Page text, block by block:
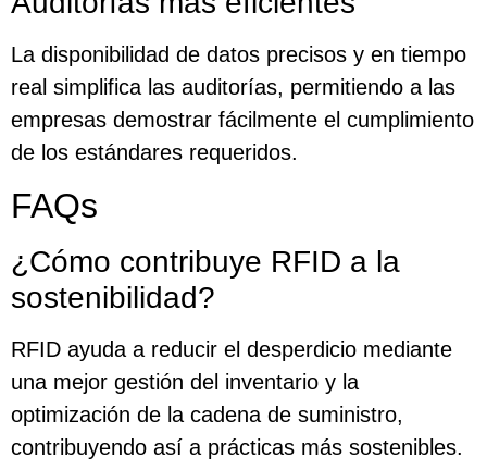
La disponibilidad de datos precisos y en tiempo
real simplifica las auditorías, permitiendo a las
empresas demostrar fácilmente el cumplimiento
de los estándares requeridos.
FAQs
¿Cómo contribuye RFID a la
sostenibilidad?
RFID ayuda a reducir el desperdicio mediante
una mejor gestión del inventario y la
optimización de la cadena de suministro,
contribuyendo así a prácticas más sostenibles.